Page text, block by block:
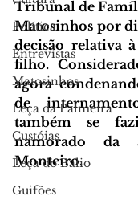
Política
Entrevistas
Matosinhos
Leça da Palmeira
Custóias
Leça do Balio
Guifões
Tribunal de
Matosinhos por
decisão relativa
filho.
agora
de
também se
namorado da
Monteiro.